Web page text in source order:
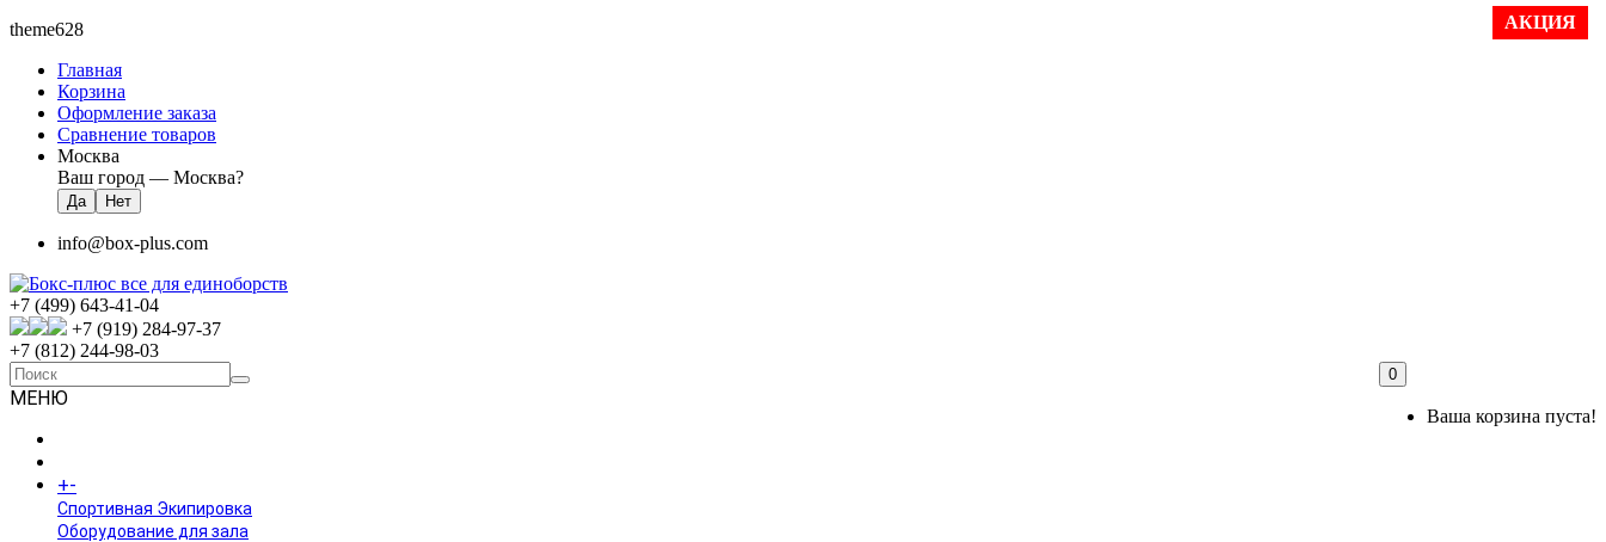
theme628
Главная
Корзина
Оформление заказа
Сравнение товаров
Москва
Ваш город — Москва?
info@box-plus.com
+7 (499) 643-41-04
+7 (919) 284-97-37
+7 (812) 244-98-03
0
Ваша корзина пуста!
МЕНЮ
+-
Спортивная Экипировка
Оборудование для зала
АКЦИЯ